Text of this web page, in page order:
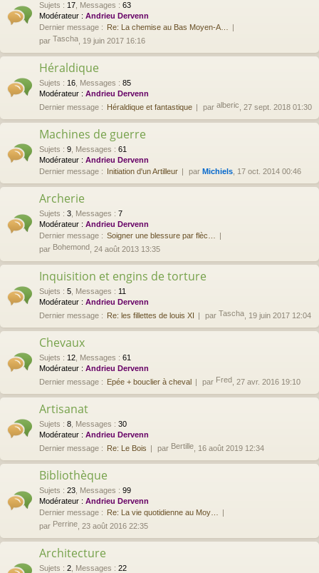
Sujets : 17 Messages : 63
Modérateur : Andrieu Dervenn
Dernier message : Re: La chemise au Bas Moyen-A…
par Tascha , 19 juin 2017 16:16
Héraldique
Sujets : 16 Messages : 85
Modérateur : Andrieu Dervenn
Dernier message : Héraldique et fantastique par alberic , 27 sept. 2018 01:30
Machines de guerre
Sujets : 9 Messages : 61
Modérateur : Andrieu Dervenn
Dernier message : Initiation d'un Artilleur par Michiels , 17 oct. 2014 00:46
Archerie
Sujets : 3 Messages : 7
Modérateur : Andrieu Dervenn
Dernier message : Soigner une blessure par flèc…
par Bohemond , 24 août 2013 13:35
Inquisition et engins de torture
Sujets : 5 Messages : 11
Modérateur : Andrieu Dervenn
Dernier message : Re: les fillettes de louis XI par Tascha , 19 juin 2017 12:04
Chevaux
Sujets : 12 Messages : 61
Modérateur : Andrieu Dervenn
Dernier message : Epée + bouclier à cheval par Fred , 27 avr. 2016 19:10
Artisanat
Sujets : 8 Messages : 30
Modérateur : Andrieu Dervenn
Dernier message : Re: Le Bois par Bertille , 16 août 2019 12:34
Bibliothèque
Sujets : 23 Messages : 99
Modérateur : Andrieu Dervenn
Dernier message : Re: La vie quotidienne au Moy…
par Perrine , 23 août 2016 22:35
Architecture
Sujets : 2 Messages : 22